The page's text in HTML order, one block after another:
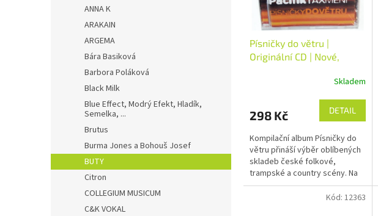
ANNA K
ARAKAIN
ARGEMA
Bára Basiková
Barbora Poláková
Black Milk
Blue Effect, Modrý Efekt, Hladík,
Semelka, ...
Brutus
Burma Jones a Bohouš Josef
BUTY
Citron
COLLEGIUM MUSICUM
C&K VOKAL
Písničky do větru |
Originální CD | Nové,
Skladem
298 Kč DETAIL
Kompilační album Písničky do
větru přináší výběr oblíbených
skladeb české folkové,
trampské a country scény. Na
jednom CD se setkávají
nejvýznamnější interpreti
Kód: 12363